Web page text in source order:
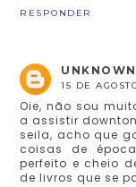
RESPONDER
UNKNOWN
15 DE
Oie, não sou
a assistir
seila, acho que
coisas de
perfeito e cheio
de livros que se